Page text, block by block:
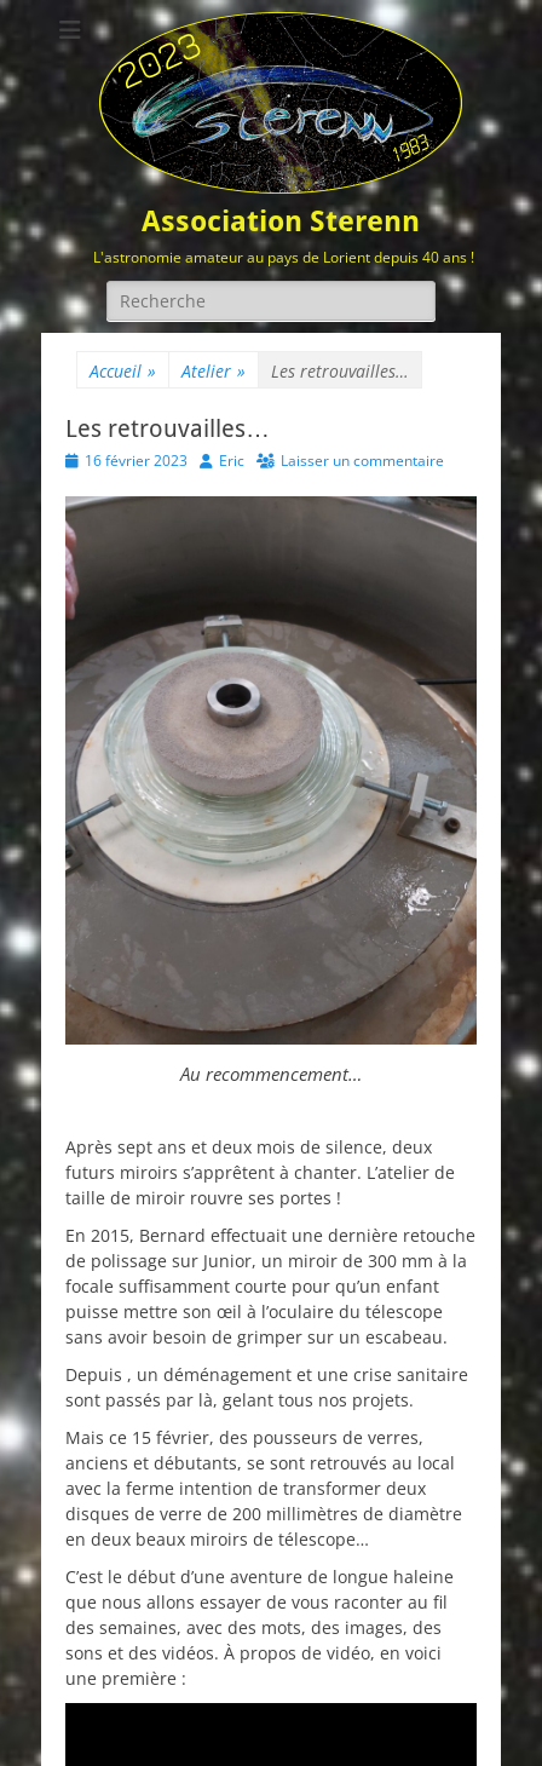
Association Sterenn
L'astronomie amateur au pays de Lorient depuis 40 ans !
Rechercher :
Accueil » Atelier » Les retrouvailles…
Les retrouvailles…
Posted16 février 2023 Author
Eric Laisser un commentaire
Au recommencement…
Après sept ans et deux mois de silence, deux
futurs miroirs s’apprêtent à chanter. L’atelier de
taille de miroir rouvre ses portes !
En 2015, Bernard effectuait une dernière retouche
de polissage sur Junior, un miroir de 300 mm à la
focale suffisamment courte pour qu’un enfant
puisse mettre son œil à l’oculaire du télescope
sans avoir besoin de grimper sur un escabeau.
Depuis , un déménagement et une crise sanitaire
sont passés par là, gelant tous nos projets.
Mais ce 15 février, des pousseurs de verres,
anciens et débutants, se sont retrouvés au local
avec la ferme intention de transformer deux
disques de verre de 200 millimètres de diamètre
en deux beaux miroirs de télescope…
C’est le début d’une aventure de longue haleine
que nous allons essayer de vous raconter au fil
des semaines, avec des mots, des images, des
sons et des vidéos. À propos de vidéo, en voici
une première :